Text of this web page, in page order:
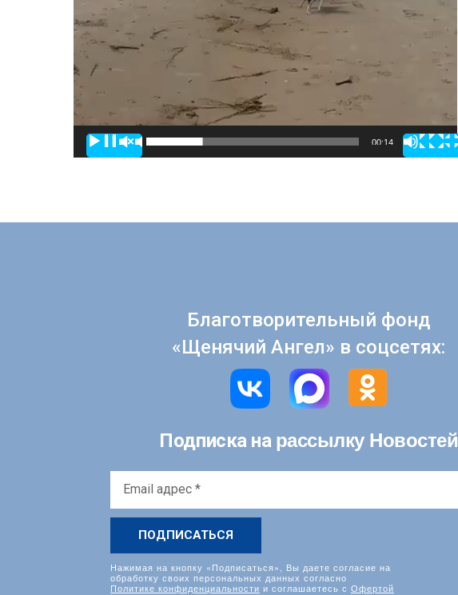
00:00 00:14
Благотворительный фонд
«Щенячий Ангел» в соцсетях:
Подписка на рассылку Новостей
Email
адрес
*
Нажимая на кнопку «Подписаться», Вы даете согласие на
обработку своих персональных данных согласно
Политике конфиденциальности и соглашаетесь с Офертой